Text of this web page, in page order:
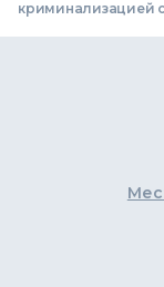
криминализацией